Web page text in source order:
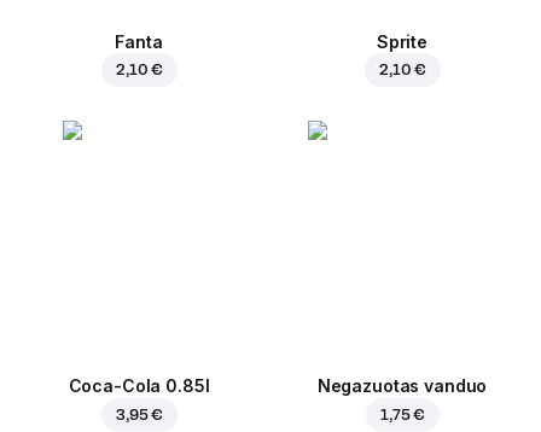
Fanta
2,10 €
Sprite
2,10 €
Coca-Cola 0.85l
3,95 €
Negazuotas vanduo
1,75 €